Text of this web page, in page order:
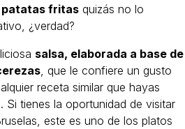
patatas fritas quizás no lo
¿verdad?
salsa, elaborada a base de
, que le confiere un gusto
receta similar que hayas
Si tienes la oportunidad de visitar
este es uno de los platos